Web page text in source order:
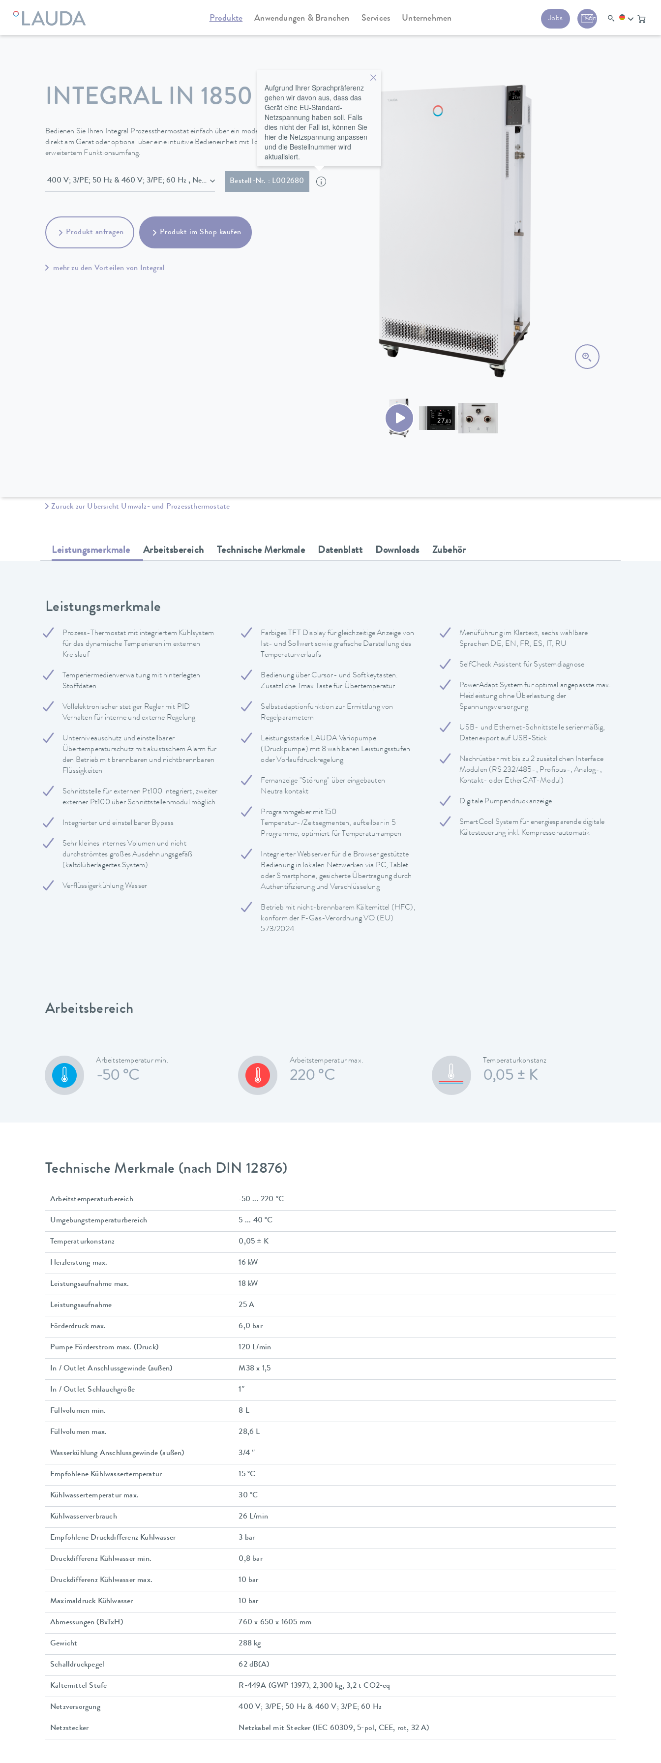
Produkte Anwendungen & Branchen Services Unternehmen Jobs Kontakt
LAUDA Temperiergeräte Umwälz- & Prozessthermostate Integral XT New Generation
INTEGRAL IN 1850 XTW
Bedienen Sie Ihren Integral Prozessthermostat einfach über ein modernes TFT-Display
direkt am Gerät oder optional über eine intuitive Bedieneinheit mit Touch-Display und
erweitertem Funktionsumfang.
400 V; 3/PE; 50 Hz & 460 V; 3/PE; 60 Hz , Netzkabel mit Stecker (IEC 60309, 5-pol, CEE, rot, 32 A)
Bestell-Nr. : L002680
Aufgrund Ihrer Sprachpräferenz
gehen wir davon aus, dass das
Gerät eine EU-Standard-
Netzspannung haben soll. Falls
dies nicht der Fall ist, können Sie
hier die Netzspannung anpassen
und die Bestellnummer wird
aktualisiert.
Produkt anfragen Produkt im Shop kaufen
mehr zu den Vorteilen von Integral
Zurück zur Übersicht Umwälz- und Prozessthermostate
Leistungsmerkmale Arbeitsbereich Technische Merkmale Datenblatt Downloads Zubehör
Leistungsmerkmale
Prozess-Thermostat mit integriertem Kühlsystem
für das dynamische Temperieren im externen
Kreislauf
Temperiermedienverwaltung mit hinterlegten
Stoffdaten
Vollelektronischer stetiger Regler mit PID
Verhalten für interne und externe Regelung
Unterniveauschutz und einstellbarer
Übertemperaturschutz mit akustischem Alarm für
den Betrieb mit brennbaren und nichtbrennbaren
Flüssigkeiten
Schnittstelle für externen Pt100 integriert, zweiter
externer Pt100 über Schnittstellenmodul möglich
Integrierter und einstellbarer Bypass
Sehr kleines internes Volumen und nicht
durchströmtes großes Ausdehnungsgefäß
(kaltölüberlagertes System)
Verflüssigerkühlung Wasser
Farbiges TFT Display für gleichzeitige Anzeige von
Ist- und Sollwert sowie grafische Darstellung des
Temperaturverlaufs
Bedienung über Cursor- und Softkeytasten.
Zusätzliche Tmax Taste für Übertemperatur
Selbstadaptionfunktion zur Ermittlung von
Regelparametern
Leistungsstarke LAUDA Variopumpe
(Druckpumpe) mit 8 wählbaren Leistungsstufen
oder Vorlaufdruckregelung
Fernanzeige "Störung" über eingebauten
Neutralkontakt
Programmgeber mit 150
Temperatur-/Zeitsegmenten, aufteilbar in 5
Programme, optimiert für Temperaturrampen
Integrierter Webserver für die Browser gestützte
Bedienung in lokalen Netzwerken via PC, Tablet
oder Smartphone, gesicherte Übertragung durch
Authentifizierung und Verschlüsselung
Betrieb mit nicht-brennbarem Kältemittel (HFC),
konform der F-Gas-Verordnung VO (EU)
573/2024
Menüführung im Klartext, sechs wählbare
Sprachen DE, EN, FR, ES, IT, RU
SelfCheck Assistent für Systemdiagnose
PowerAdapt System für optimal angepasste max.
Heizleistung ohne Überlastung der
Spannungsversorgung
USB- und Ethernet-Schnittstelle serienmäßig,
Datenexport auf USB-Stick
Nachrüstbar mit bis zu 2 zusätzlichen Interface
Modulen (RS 232/485-, Profibus-, Analog-,
Kontakt- oder EtherCAT-Modul)
Digitale Pumpendruckanzeige
SmartCool System für energiesparende digitale
Kältesteuerung inkl. Kompressorautomatik
Arbeitsbereich
Arbeitstemperatur min.
-50 °C
Arbeitstemperatur max.
220 °C
Temperaturkonstanz
0,05 ± K
Technische Merkmale (nach DIN 12876)
Arbeitstemperaturbereich -50 ... 220 °C
Umgebungstemperaturbereich 5 ... 40 °C
Temperaturkonstanz 0,05 ± K
Heizleistung max. 16 kW
Leistungsaufnahme max. 18 kW
Leistungsaufnahme 25 A
Förderdruck max. 6,0 bar
Pumpe Förderstrom max. (Druck) 120 L/min
In / Outlet Anschlussgewinde (außen) M38 x 1,5
In / Outlet Schlauchgröße 1″
Füllvolumen min. 8 L
Füllvolumen max. 28,6 L
Wasserkühlung Anschlussgewinde (außen) 3/4 ″
Empfohlene Kühlwassertemperatur 15 °C
Kühlwassertemperatur max. 30 °C
Kühlwasserverbrauch 26 L/min
Empfohlene Druckdifferenz Kühlwasser 3 bar
Druckdifferenz Kühlwasser min. 0,8 bar
Druckdifferenz Kühlwasser max. 10 bar
Maximaldruck Kühlwasser 10 bar
Abmessungen (BxTxH) 760 x 650 x 1605 mm
Gewicht 288 kg
Schalldruckpegel 62 dB(A)
Kältemittel Stufe R-449A (GWP 1397); 2,300 kg; 3,2 t CO2-eq
Netzversorgung 400 V; 3/PE; 50 Hz & 460 V; 3/PE; 60 Hz
Netzstecker Netzkabel mit Stecker (IEC 60309, 5-pol, CEE, rot, 32 A)